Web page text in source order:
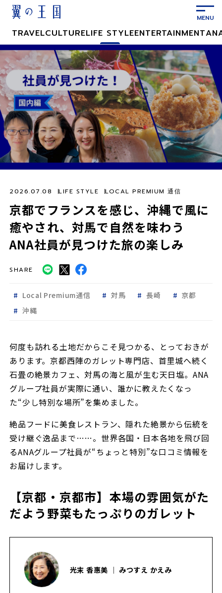
ン
テ
ン
ツ
に
ス
キ
ッ
TRAVELCULTURELIFE STYLEENTERTAINMENT
京都でフランスを感じ、沖縄で風に
癒やされ、対馬で自然を味わう
ANA社員が見つけた旅の楽しみ
2026.07.08 LIFE STYLE LOCAL PREMIUM 通信
SHARE
Local Premium通信 対馬 長崎
京都
沖縄
何度も訪れる土地だからこそ見つかる、とっておきが
あります。京都西陣のガレット専門店、首里城へ続く
石畳の絶景カフェ、対馬の海と風が生む天日塩。ANA
グループ社員が実際に通い、誰かに教えたくなっ
た“少し特別な場所”を集めました。
絶品フードに美食レストラン、隠れた絶景から伝統を
受け継ぐ逸品まで……。世界各国・日本各地を飛び回
るANAグループ社員が“ちょっと特別”な口コミ情報を
お届けします。
【京都・京都市】本場の雰囲気がた
だよう野菜もたっぷりのガレット
光末 香惠美 ｜ みつすえ かえみ